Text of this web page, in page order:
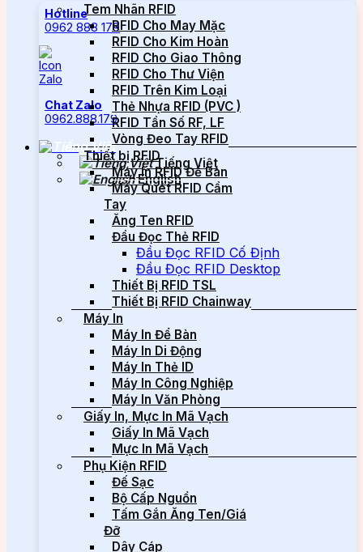
Hotline
0962 888 179
Chat Zalo
0962.888.179
Tiếng Việt
English
Tem Nhãn RFID
RFID Cho May Mặc
RFID Cho Kim Hoàn
RFID Cho Giao Thông
RFID Cho Thư Viện
RFID Trên Kim Loại
Thẻ Nhựa RFID (PVC )
RFID Tần Số RF, LF
Vòng Đeo Tay RFID
Thiết bị RFID
Máy In RFID Để Bàn
Máy Quét RFID Cầm
Tay
Ăng Ten RFID
Đầu Đọc Thẻ RFID
Đầu Đọc RFID Cố Định
Đầu Đọc RFID Desktop
Thiết Bị RFID TSL
Thiết Bị RFID Chainway
Máy In
Máy In Để Bàn
Máy In Di Động
Máy In Thẻ ID
Máy In Công Nghiệp
Máy In Văn Phòng
Giấy In, Mực In Mã Vạch
Giấy In Mã Vạch
Mực In Mã Vạch
Phụ Kiện RFID
Đế Sạc
Bộ Cấp Nguồn
Tấm Gắn Ăng Ten/Giá
Đỡ
Dây Cáp